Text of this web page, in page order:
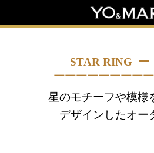
STAR RING ー
￣￣￣￣￣￣￣￣
星のモチーフや模様
デザインしたオー